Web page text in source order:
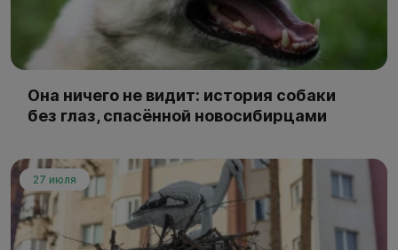
Она ничего не видит: история собаки
без глаз, спасённой новосибирцами
27 июля